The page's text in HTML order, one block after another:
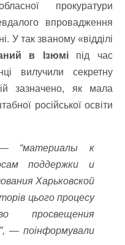
прокуратури
впровадження
У так званому «відділі
в Ізюміпід час
вилучили секретну
зазначено, як мала
російської освіти
— “материалы к
поддержки и
Харьковской
цього процесу
просвещения
— поінформували